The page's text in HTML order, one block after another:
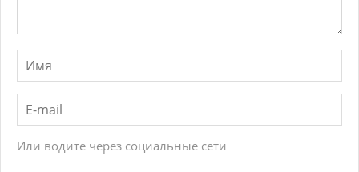
Или водите через социальные сети